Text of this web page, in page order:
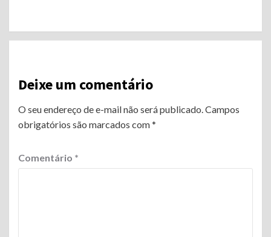
Continue
Reading
Deixe um comentário
O seu endereço de e-mail não será publicado. Campos
obrigatórios são marcados com*
Comentário *